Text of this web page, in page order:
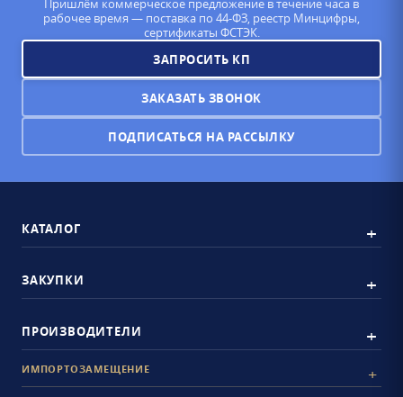
Пришлём коммерческое предложение в течение часа в
рабочее время — поставка по 44-ФЗ, реестр Минцифры,
сертификаты ФСТЭК.
ЗАПРОСИТЬ КП
ЗАКАЗАТЬ ЗВОНОК
ПОДПИСАТЬСЯ НА РАССЫЛКУ
КАТАЛОГ
ЗАКУПКИ
ПРОИЗВОДИТЕЛИ
ИМПОРТОЗАМЕЩЕНИЕ